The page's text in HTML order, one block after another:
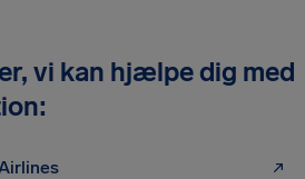
vi kan hjælpe dig med